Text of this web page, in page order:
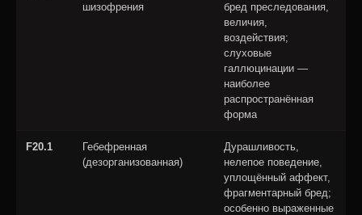
шизофрения
бред преследования,
величия,
воздействия;
слуховые
галлюцинации —
наиболее
распространённая
форма
F20.1
Гебефренная
(дезорганизованная)
Дурашливость,
нелепое поведение,
уплощённый аффект,
фрагментарный бред;
особенно выраженные